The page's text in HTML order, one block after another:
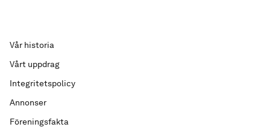
Vår historia
Vårt uppdrag
Integritetspolicy
Annonser
Föreningsfakta